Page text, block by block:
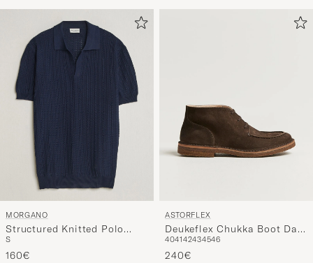
MORGANO
Structured Knitted Polo
Navy
S
160€
ASTORFLEX
Deukeflex Chukka Boot Dark
Brown Suede
404142434546
240€